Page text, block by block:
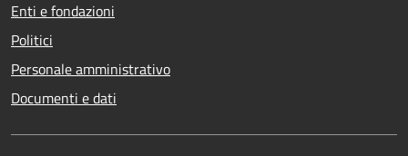
Enti e fondazioni
Politici
Personale amministrativo
Documenti e dati